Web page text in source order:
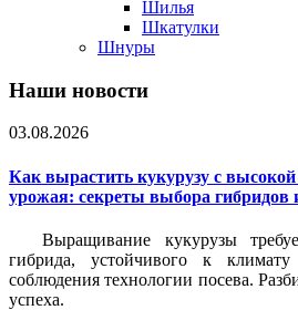
Шилья
Шкатулки
Шнуры
Наши новости
03.08.2026
Как вырастить кукурузу с
урожая: секреты выбора гибридов
Выращивание кукурузы
гибрида, устойчивого к
соблюдения технологии посева.
успеха.